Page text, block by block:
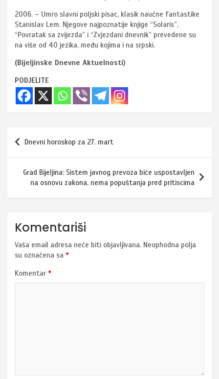
2006. – Umro slavni poljski pisac, klasik naučne fantastike
Stanislav Lem. Njegove najpoznatije knjige “Solaris”,
“Povratak sa zvijezda” i “Zvjezdani dnevnik” prevedene su
na više od 40 jezika, među kojima i na srpski.
(Bijeljinske Dnevne Aktuelnosti)
PODJELITE
Navigacija
članaka
Dnevni horoskop za 27. mart
Grad Bijeljina: Sistem javnog prevoza biće uspostavljen
na osnovu zakona, nema popuštanja pred pritiscima
Komentariši
Vaša email adresa neće biti objavljivana. Neophodna polja
su označena sa *
Komentar *